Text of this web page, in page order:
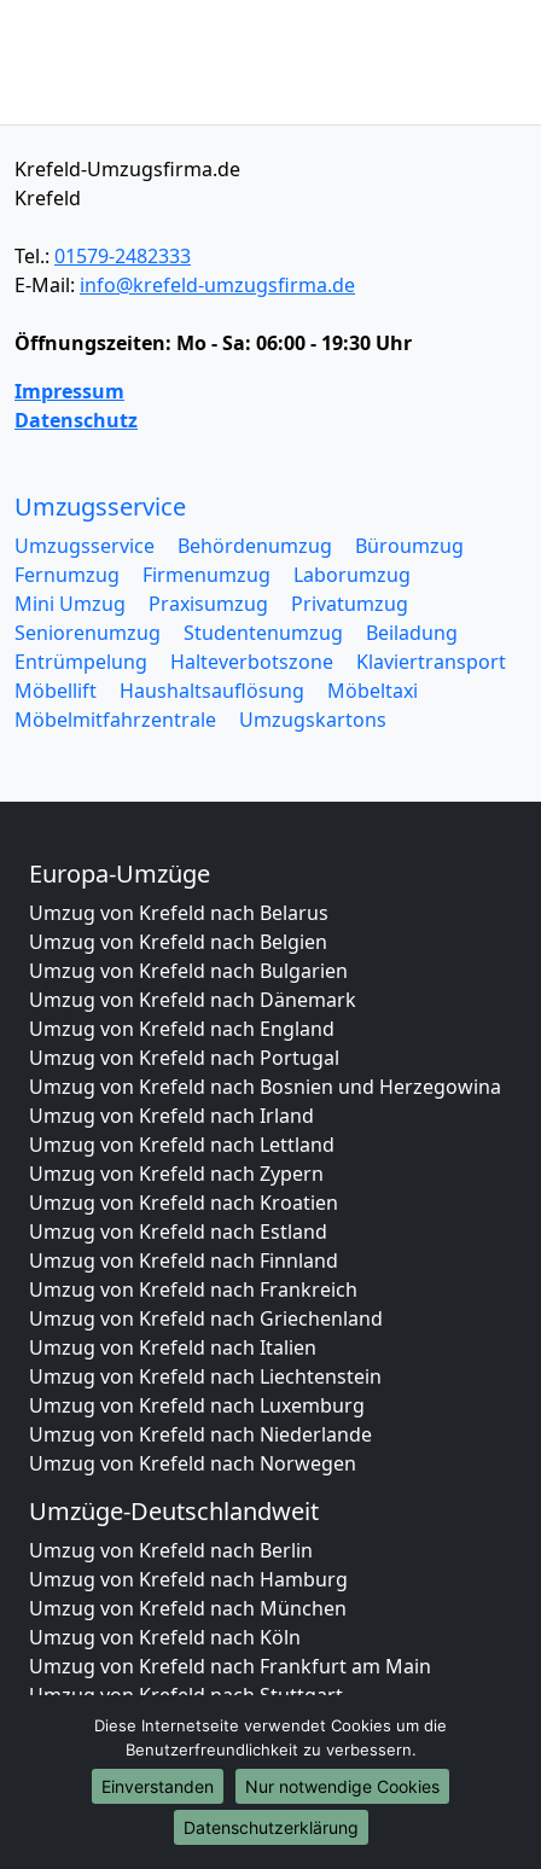
Krefeld-Umzugsfirma.de
Krefeld
Tel.: 01579-2482333
E-Mail: info@krefeld-umzugsfirma.de
Öffnungszeiten: Mo - Sa: 06:00 - 19:30 Uhr
Impressum
Datenschutz
Umzugsservice
Umzugsservice Behördenumzug
Büroumzug
Fernumzug
Firmenumzug
Laborumzug
Mini Umzug
Praxisumzug
Privatumzug
Seniorenumzug
Studentenumzug
Beiladung
Entrümpelung
Halteverbotszone
Klaviertransport
Möbellift
Haushaltsauflösung
Möbeltaxi
Möbelmitfahrzentrale
Umzugskartons
Europa-Umzüge
Umzug von Krefeld nach Belarus
Umzug von Krefeld nach Belgien
Umzug von Krefeld nach Bulgarien
Umzug von Krefeld nach Dänemark
Umzug von Krefeld nach England
Umzug von Krefeld nach Portugal
Umzug von Krefeld nach Bosnien und Herzegowina
Umzug von Krefeld nach Irland
Umzug von Krefeld nach Lettland
Umzug von Krefeld nach Zypern
Umzug von Krefeld nach Kroatien
Umzug von Krefeld nach Estland
Umzug von Krefeld nach Finnland
Umzug von Krefeld nach Frankreich
Umzug von Krefeld nach Griechenland
Umzug von Krefeld nach Italien
Umzug von Krefeld nach Liechtenstein
Umzug von Krefeld nach Luxemburg
Umzug von Krefeld nach Niederlande
Umzug von Krefeld nach Norwegen
Umzüge-Deutschlandweit
Umzug von Krefeld nach Berlin
Umzug von Krefeld nach Hamburg
Umzug von Krefeld nach München
Umzug von Krefeld nach Köln
Umzug von Krefeld nach Frankfurt am Main
Umzug von Krefeld nach Stuttgart
Umzug von Krefeld nach Düsseldorf
Umzug von Krefeld nach Leipzig
Umzug von Krefeld nach Dortmund
Umzug von Krefeld nach Essen
Umzug von Krefeld nach Bremen
Diese Internetseite verwendet Cookies um die
Benutzerfreundlichkeit zu verbessern.
Einverstanden
Nur notwendige Cookies
Datenschutzerklärung